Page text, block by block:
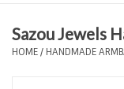
Plus Size Sieraden
Sazou Jewels
HOME/ HANDMADE